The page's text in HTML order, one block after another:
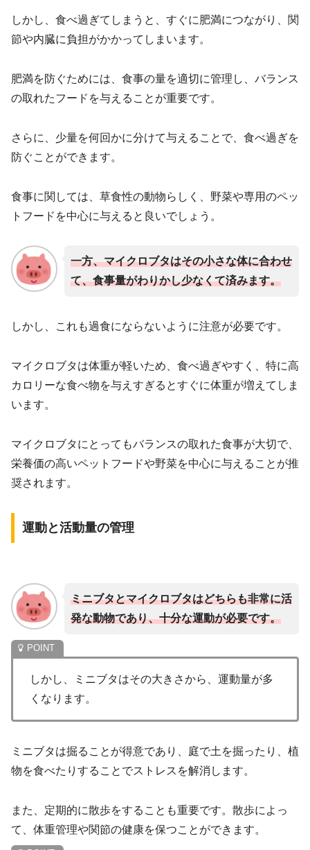
しかし、食べ過ぎてしまうと、すぐに肥満につながり、関
節や内臓に負担がかかってしまいます。
肥満を防ぐためには、食事の量を適切に管理し、バランス
の取れたフードを与えることが重要です。
さらに、少量を何回かに分けて与えることで、食べ過ぎを
防ぐことができます。
食事に関しては、草食性の動物らしく、野菜や専用のペッ
トフードを中心に与えると良いでしょう。
一方、マイクロブタはその小さな体に合わせ
て、食事量がわりかし少なくて済みます。
しかし、これも過食にならないように注意が必要です。
マイクロブタは体重が軽いため、食べ過ぎやすく、特に高
カロリーな食べ物を与えすぎるとすぐに体重が増えてしま
います。
マイクロブタにとってもバランスの取れた食事が大切で、
栄養価の高いペットフードや野菜を中心に与えることが推
奨されます。
運動と活動量の管理
ミニブタとマイクロブタはどちらも非常に活
発な動物であり、十分な運動が必要です。
しかし、ミニブタはその大きさから、運動量が多
くなります。
ミニブタは掘ることが得意であり、庭で土を掘ったり、植
物を食べたりすることでストレスを解消します。
また、定期的に散歩をすることも重要です。散歩によっ
て、体重管理や関節の健康を保つことができます。